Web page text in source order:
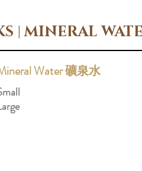
| MINERAL
Water 礦泉水